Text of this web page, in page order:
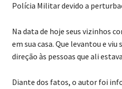
Polícia Militar devido a
Na data de hoje seus vizinhos
em sua casa. Que levantou e
direção às pessoas que ali
Diante dos fatos, o autor foi